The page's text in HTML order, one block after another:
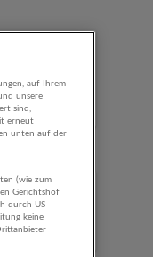
auf Ihrem
unsere
sind,
erneut
unten auf der
(wie zum
Gerichtshof
durch US-
keine